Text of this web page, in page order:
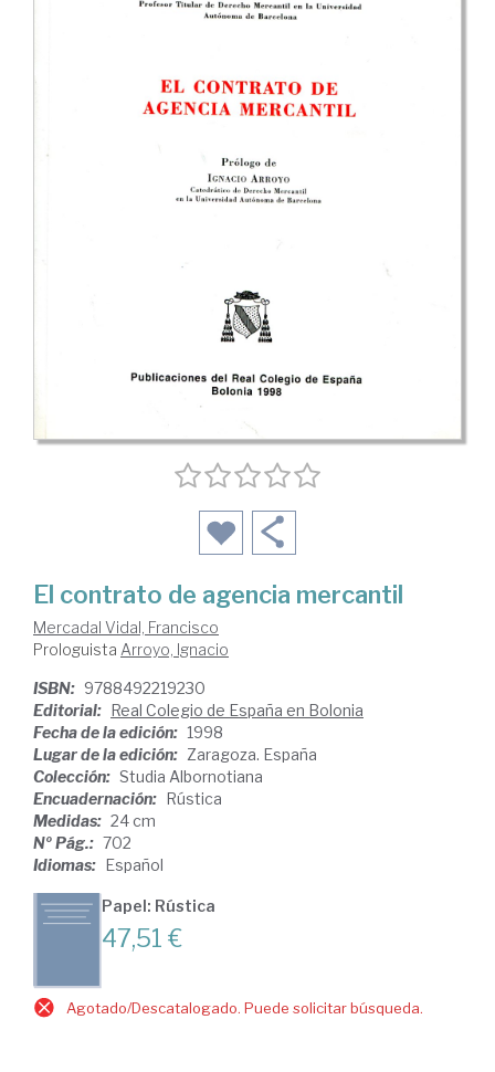
El contrato de agencia mercantil
Mercadal Vidal, Francisco
Prologuista Arroyo, Ignacio
ISBN: 9788492219230
Editorial: Real Colegio de España en Bolonia
Fecha de la edición: 1998
Lugar de la edición: Zaragoza. España
Colección: Studia Albornotiana
Encuadernación: Rústica
Medidas: 24 cm
Nº Pág.: 702
Idiomas: Español
Papel: Rústica
47,51 €
Agotado/Descatalogado. Puede solicitar búsqueda.